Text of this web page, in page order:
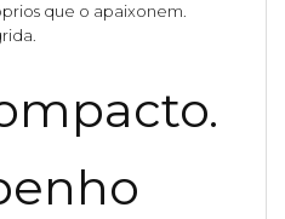
que o apaixonem.